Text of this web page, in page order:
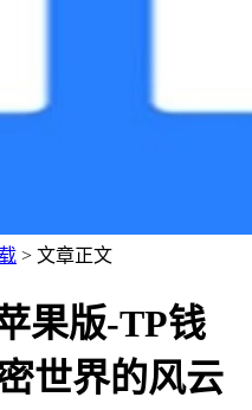
> 文章正文
果版-TP钱
世界的风云